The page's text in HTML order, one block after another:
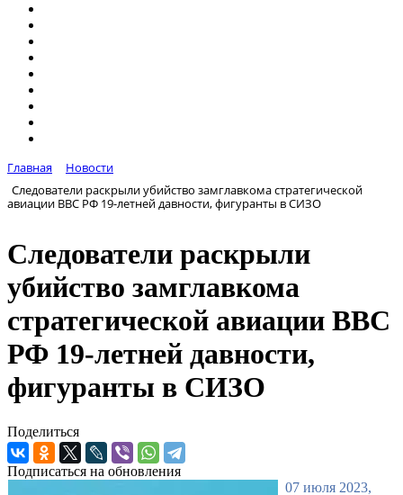
Главная
Новости
Следователи раскрыли убийство замглавкома стратегической
авиации ВВС РФ 19-летней давности, фигуранты в СИЗО
Следователи раскрыли
убийство замглавкома
стратегической авиации ВВС
РФ 19-летней давности,
фигуранты в СИЗО
Поделиться
Подписаться на обновления
07 июля 2023,